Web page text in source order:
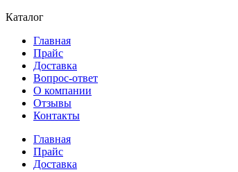
Каталог
Главная
Прайс
Доставка
Вопрос-ответ
О компании
Отзывы
Контакты
Главная
Прайс
Доставка